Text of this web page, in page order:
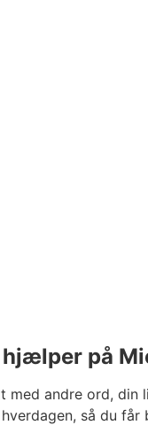
på
andre ord,
så du